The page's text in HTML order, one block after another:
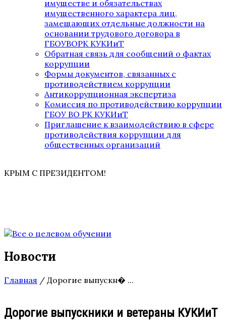
имуществе и обязательствах
имущественного характера лиц,
замещающих отдельные должности на
основании трудового договора в
ГБОУВОРК КУКИиТ
Обратная связь для сообщений о фактах
коррупции
Формы документов, связанных с
противодействием коррупции
Антикоррупционная экспертиза
Комиссия по противодействию коррупции
ГБОУ ВО РК КУКИиТ
Приглашение к взаимодействию в сфере
противодействия коррупции для
общественных организаций
КРЫМ С ПРЕЗИДЕНТОМ!
Новости
Главная / Дорогие выпускн� ...
Дорогие выпускники и ветераны КУКИиТ